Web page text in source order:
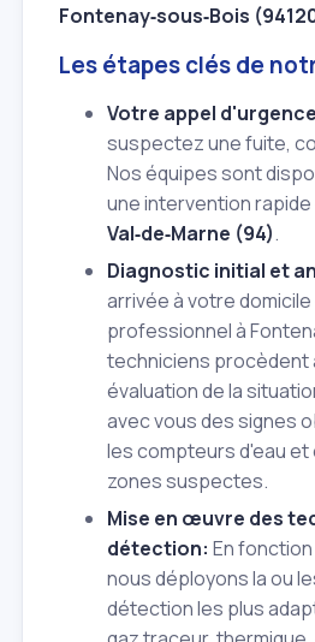
Fontenay‑sous‑Bois
Les étapes clés de
Votre appel
suspectez une fuite,
Nos équipes sont
une intervention
Val‑de‑Marne (94).
Diagnostic initial et
arrivée à votre domicile
professionnel à
techniciens procèdent
évaluation de la
avec vous des signes
les compteurs d'eau et
zones suspectes.
Mise en œuvre des
détection: En
nous déployons la ou
détection les plus